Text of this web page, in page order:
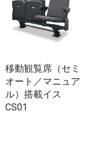
移動観覧席（セミ
オート／マニュア
ル）搭載イス
CS01